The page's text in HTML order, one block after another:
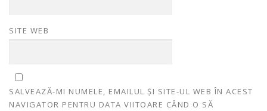
SITE WEB
SALVEAZĂ-MI NUMELE, EMAILUL ȘI SITE-UL WEB ÎN ACEST
NAVIGATOR PENTRU DATA VIITOARE CÂND O SĂ